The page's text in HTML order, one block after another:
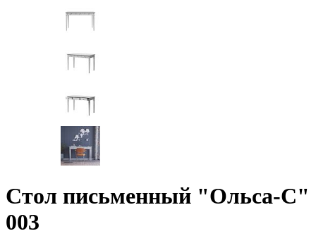
Стол письменный "Ольса-С"
003